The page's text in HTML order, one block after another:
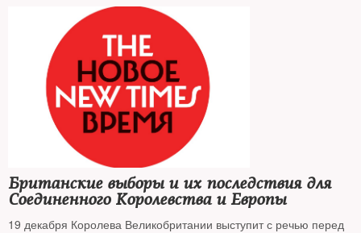
Британские выборы и их последствия для
Соединенного Королевства и Европы
19 декабря Королева Великобритании выступит с речью перед